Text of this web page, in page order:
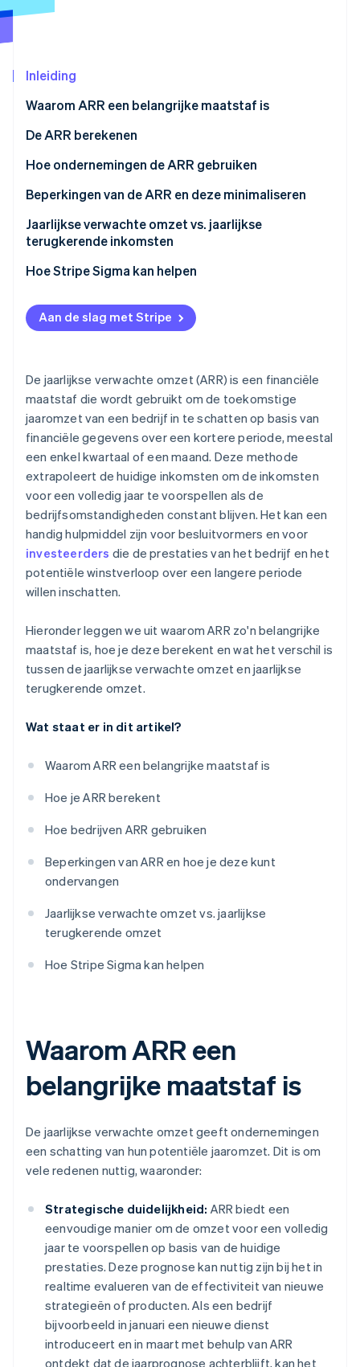
Oprichting van een start-up
Identity
Ontdek hoe Stripe de economische
Nu bekijken
Inleiding
Waarom ARR een belangrijke maatstaf is
De ARR berekenen
Hoe ondernemingen de ARR gebruiken
Beperkingen van de ARR en deze minimaliseren
Beperkingen
Strategieën om risico’s te beperken
Jaarlijkse verwachte omzet vs. jaarlijkse
terugkerende inkomsten
Jaarlijkse verwachte omzet (ARR)
Jaarlijks terugkerende inkomsten (ARR)
Hoe Stripe Sigma kan helpen
Aan de slag met Stripe
De jaarlijkse verwachte omzet (ARR) is een financiële
maatstaf die wordt gebruikt om de toekomstige
jaaromzet van een bedrijf in te schatten op basis van
financiële gegevens over een kortere periode, meestal
een enkel kwartaal of een maand. Deze methode
extrapoleert de huidige inkomsten om de inkomsten
voor een volledig jaar te voorspellen als de
bedrijfsomstandigheden constant blijven. Het kan een
handig hulpmiddel zijn voor besluitvormers en voor
investeerders die de prestaties van het bedrijf en het
potentiële winstverloop over een langere periode
willen inschatten.
Hieronder leggen we uit waarom ARR zo'n belangrijke
maatstaf is, hoe je deze berekent en wat het verschil is
tussen de jaarlijkse verwachte omzet en jaarlijkse
terugkerende omzet.
Wat staat er in dit artikel?
Waarom ARR een belangrijke maatstaf is
Hoe je ARR berekent
Hoe bedrijven ARR gebruiken
Beperkingen van ARR en hoe je deze kunt
ondervangen
Jaarlijkse verwachte omzet vs. jaarlijkse
terugkerende omzet
Hoe Stripe Sigma kan helpen
Waarom ARR een
belangrijke maatstaf is
De jaarlijkse verwachte omzet geeft ondernemingen
een schatting van hun potentiële jaaromzet. Dit is om
vele redenen nuttig, waaronder:
Strategische duidelijkheid: ARR biedt een
eenvoudige manier om de omzet voor een volledig
jaar te voorspellen op basis van de huidige
prestaties. Deze prognose kan nuttig zijn bij het in
realtime evalueren van de effectiviteit van nieuwe
strategieën of producten. Als een bedrijf
bijvoorbeeld in januari een nieuwe dienst
introduceert en in maart met behulp van ARR
ontdekt dat de jaarprognose achterblijft, kan het